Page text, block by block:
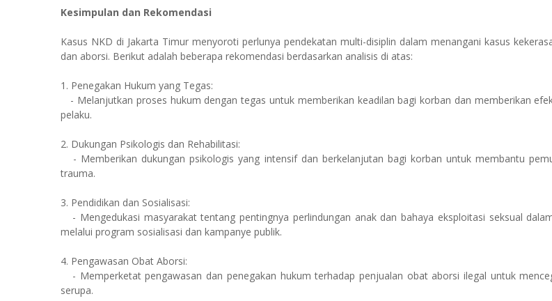
Kesimpulan dan Rekomendasi
Kasus NKD di Jakarta Timur menyoroti perlunya pendekatan multi-disiplin dalam menangani kasus
dan aborsi. Berikut adalah beberapa rekomendasi berdasarkan analisis di atas:
1. Penegakan Hukum yang Tegas:
- Melanjutkan proses hukum dengan tegas untuk memberikan keadilan bagi korban dan memberikan
pelaku.
2. Dukungan Psikologis dan Rehabilitasi:
- Memberikan dukungan psikologis yang intensif dan berkelanjutan bagi korban untuk membantu
trauma.
3. Pendidikan dan Sosialisasi:
- Mengedukasi masyarakat tentang pentingnya perlindungan anak dan bahaya eksploitasi seksual
melalui program sosialisasi dan kampanye publik.
4. Pengawasan Obat Aborsi:
- Memperketat pengawasan dan penegakan hukum terhadap penjualan obat aborsi ilegal untuk
serupa.